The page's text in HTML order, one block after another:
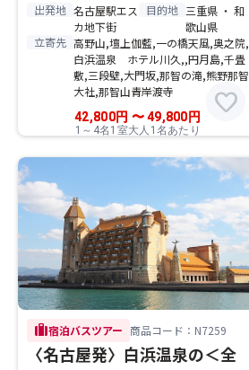
出発地 名古屋駅エス
カ地下街
目的地 三重県 ・ 和
歌山県
立寄先 高野山,壇上伽藍,一の橋天風,奥之院,
白浜温泉 ホテル川久,,円月島,千畳
敷,三段壁,大門坂,那智の滝,熊野那智
大社,那智山青岸渡寺
42,800円 〜49,800 円
1～4名1室大人1名あたり
favorite
trip宿泊バスツアー 商品コード：N7259
〈名古屋発〉白浜温泉の＜全